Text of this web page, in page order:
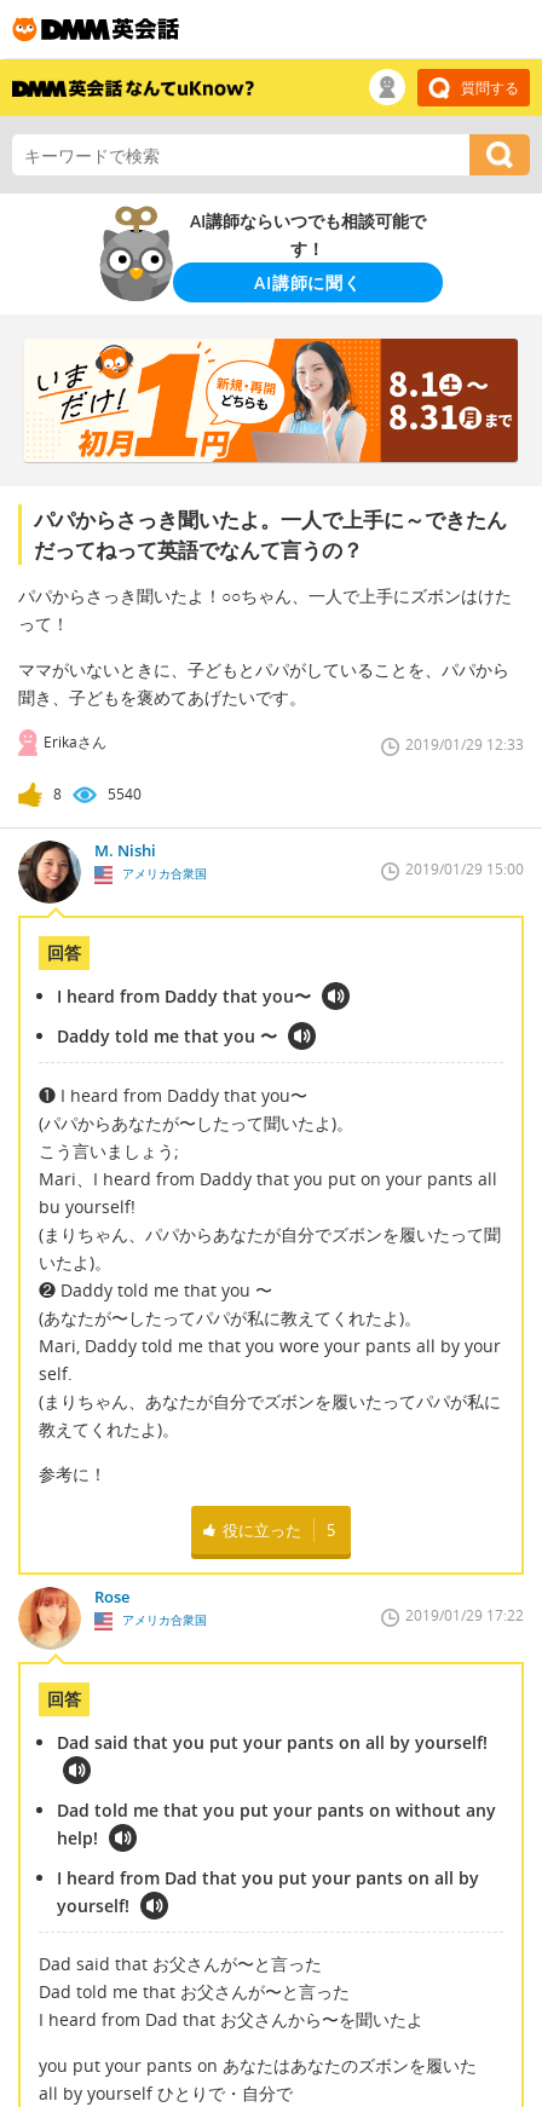
質問する
AI講師ならいつでも相談可能で
す！
AI講師に聞く
パパからさっき聞いたよ。一人で上手に～できたん
だってねって英語でなんて言うの？
パパからさっき聞いたよ！○○ちゃん、一人で上手にズボンはけた
って！
ママがいないときに、子どもとパパがしていることを、パパから
聞き、子どもを褒めてあげたいです。
Erikaさん 2019/01/29 12:33
8 5540
M. Nishi
アメリカ合衆国 2019/01/29 15:00
回答
I heard from Daddy that you〜
Daddy told me that you 〜
❶ I heard from Daddy that you〜
(パパからあなたが〜したって聞いたよ)。
こう言いましょう;
Mari、I heard from Daddy that you put on your pants all
bu yourself!
(まりちゃん、パパからあなたが自分でズボンを履いたって聞
いたよ)。
❷ Daddy told me that you 〜
(あなたが〜したってパパが私に教えてくれたよ)。
Mari, Daddy told me that you wore your pants all by your
self.
(まりちゃん、あなたが自分でズボンを履いたってパパが私に
教えてくれたよ)。
参考に！
役に立った 5
Rose
アメリカ合衆国 2019/01/29 17:22
回答
Dad said that you put your pants on all by yourself!
Dad told me that you put your pants on without any
help!
I heard from Dad that you put your pants on all by
yourself!
Dad said that お父さんが〜と言った
Dad told me that お父さんが〜と言った
I heard from Dad that お父さんから〜を聞いたよ
you put your pants on あなたはあなたのズボンを履いた
all by yourself ひとりで・自分で